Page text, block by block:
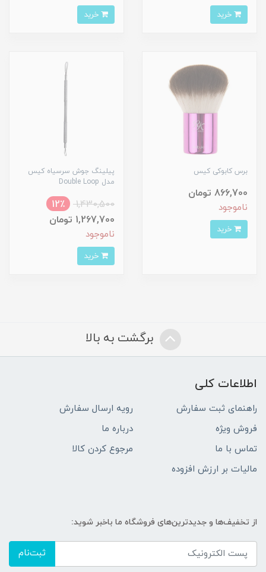
برس کابوکی کیس
866,700 تومان
ناموجود
پیلینگ جوش سرسیاه کیس
مدل Double Loop
1,430,500
12٪
1,267,700 تومان
ناموجود
برگشت به بالا
اطلاعات کلی
راهنمای ثبت سفارش
رویه ارسال سفارش
فروش ویژه
درباره ما
تماس با ما
مرجوع کردن کالا
مالیات بر ارزش افزوده
از تخفیف‌ها و جدیدترین‌های فروشگاه ما باخبر شوید:
ثبت‌نام